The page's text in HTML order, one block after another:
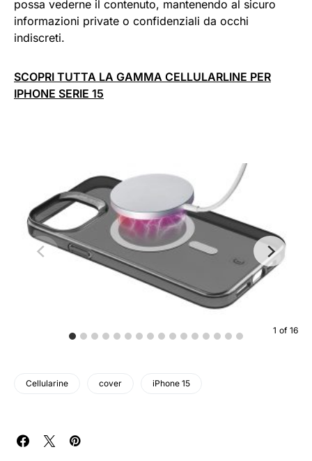
possa vederne il contenuto, mantenendo al sicuro
informazioni private o confidenziali da occhi
indiscreti.
SCOPRI TUTTA LA GAMMA CELLULARLINE PER
IPHONE SERIE 15
1 of 16
Cellularine cover iPhone 15